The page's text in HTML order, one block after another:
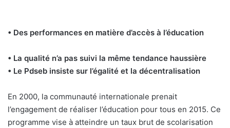
• Des performances en matière d’accès à l’éducation
• La qualité n’a pas suivi la même tendance haussière
• Le Pdseb insiste sur l’égalité et la décentralisation
En 2000, la communauté internationale prenait
l’engagement de réaliser l’éducation pour tous en 2015. Ce
programme vise à atteindre un taux brut de scolarisation